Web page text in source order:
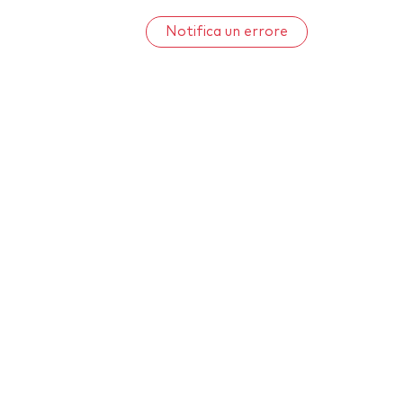
Notifica un errore